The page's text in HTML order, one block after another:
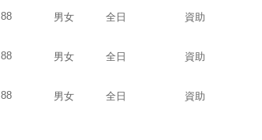
88 男女 全日 資助
88 男女 全日 資助
88 男女 全日 資助